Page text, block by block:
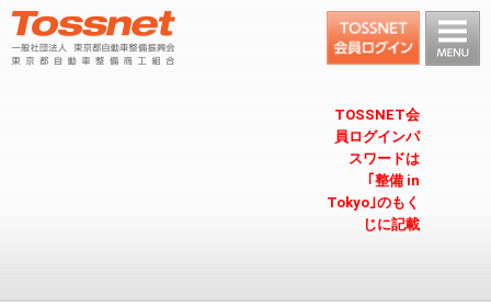
TOSSNET会
員ログインパ
スワードは
｢整備 in
Tokyo｣のもく
じに記載